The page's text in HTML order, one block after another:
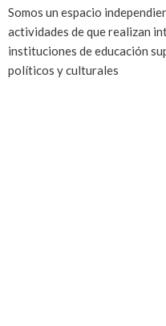
Somos un espacio
actividades de que realizan
instituciones de educación
políticos y culturales